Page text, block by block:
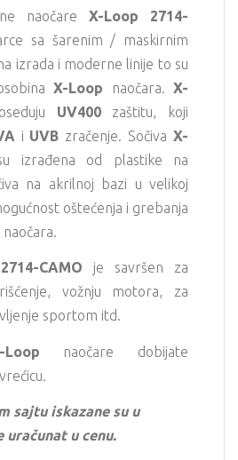
naočare X-Loop 2714-
sa šarenim / maskirnim
izrada i moderne linije to su
X-Loop naočara. X-
UV400zaštitu, koji
i UVB zračenje. SočivaX-
izrađena od plastike na
na akrilnoj bazi u velikoj
oštećenja i grebanja
CAMO je savršen za
vožnju motora, za
sportom itd.
Loop naočare dobijate
sajtu iskazane su u
uračunat u cenu.